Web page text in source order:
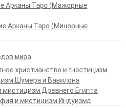
Арканы Таро (Мажорные
Арканы Таро (Минорные
мира
христианство и гностицизм
Шумера и Вавилона
мистицизм Древнего Египта
и мистицизм Индуизма